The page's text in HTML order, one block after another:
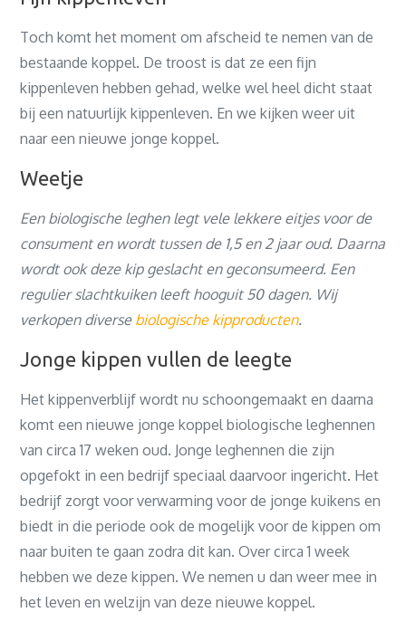
Toch komt het moment om afscheid te nemen van de
bestaande koppel. De troost is dat ze een fijn
kippenleven hebben gehad, welke wel heel dicht staat
bij een natuurlijk kippenleven. En we kijken weer uit
naar een nieuwe jonge koppel.
Weetje
Een biologische leghen legt vele lekkere eitjes voor de
consument en wordt tussen de 1,5 en 2 jaar oud. Daarna
wordt ook deze kip geslacht en geconsumeerd. Een
regulier slachtkuiken leeft hooguit 50 dagen. Wij
verkopen diverse biologische kipproducten.
Jonge kippen vullen de leegte
Het kippenverblijf wordt nu schoongemaakt en daarna
komt een nieuwe jonge koppel biologische leghennen
van circa 17 weken oud. Jonge leghennen die zijn
opgefokt in een bedrijf speciaal daarvoor ingericht. Het
bedrijf zorgt voor verwarming voor de jonge kuikens en
biedt in die periode ook de mogelijk voor de kippen om
naar buiten te gaan zodra dit kan. Over circa 1 week
hebben we deze kippen. We nemen u dan weer mee in
het leven en welzijn van deze nieuwe koppel.